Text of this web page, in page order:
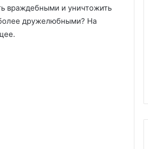
враждебными и уничтожить
дружелюбными? На